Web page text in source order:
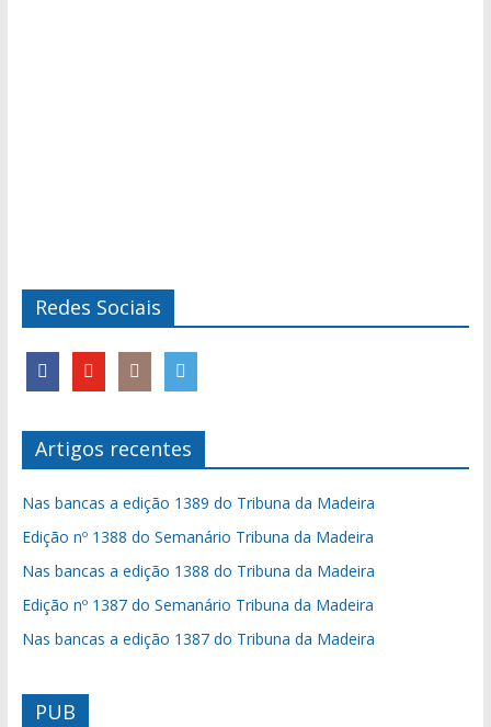
Redes Sociais
Artigos recentes
Nas bancas a edição 1389 do Tribuna da Madeira
Edição nº 1388 do Semanário Tribuna da Madeira
Nas bancas a edição 1388 do Tribuna da Madeira
Edição nº 1387 do Semanário Tribuna da Madeira
Nas bancas a edição 1387 do Tribuna da Madeira
PUB